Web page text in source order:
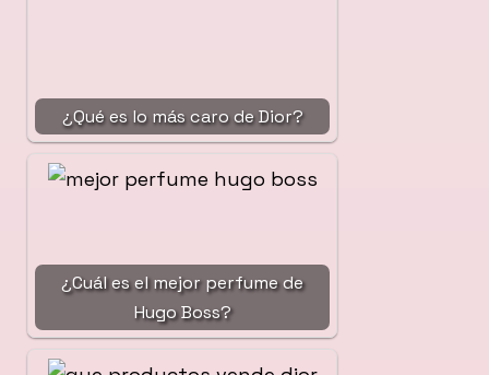
¿Qué es lo más caro de Dior?
¿Cuál es el mejor perfume de
Hugo Boss?